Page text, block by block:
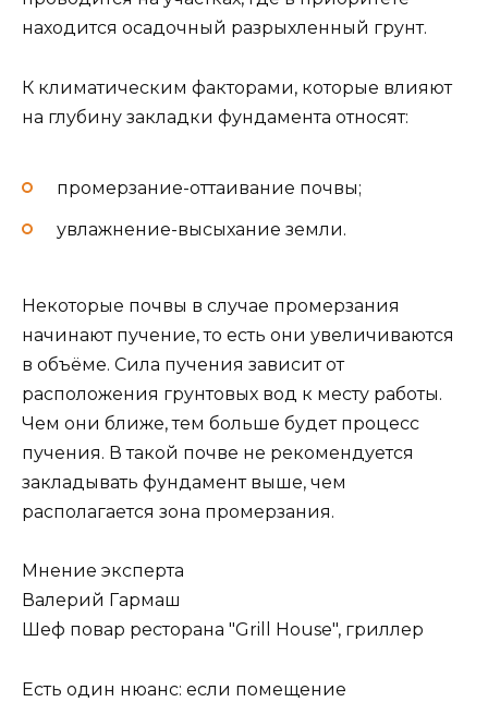
находится осадочный разрыхленный грунт.
К климатическим факторами, которые влияют
на глубину закладки фундамента относят:
промерзание-оттаивание почвы;
увлажнение-высыхание земли.
Некоторые почвы в случае промерзания
начинают пучение, то есть они увеличиваются
в объёме. Сила пучения зависит от
расположения грунтовых вод к месту работы.
Чем они ближе, тем больше будет процесс
пучения. В такой почве не рекомендуется
закладывать фундамент выше, чем
располагается зона промерзания.
Мнение эксперта
Валерий Гармаш
Шеф повар ресторана "Grill House", гриллер
Есть один нюанс: если помещение